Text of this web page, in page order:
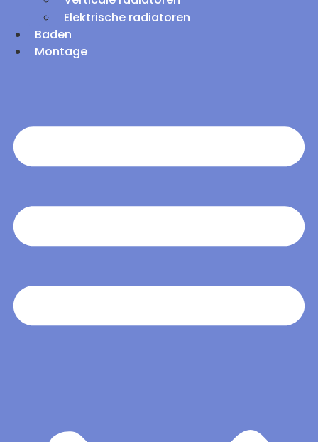
Elektrische radiatoren
Baden
Montage